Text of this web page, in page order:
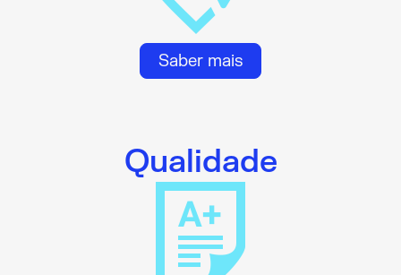
Saber mais
Qualidade